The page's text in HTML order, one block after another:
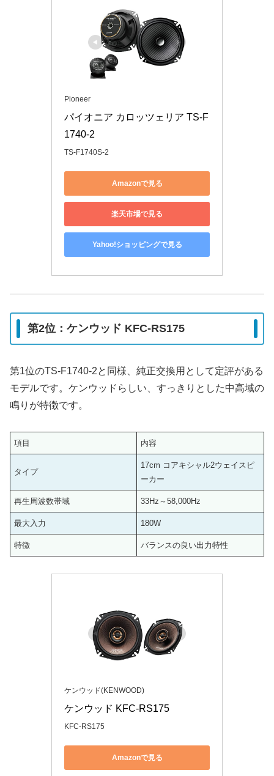
Pioneer
パイオニア カロッツェリア TS-F
1740-2
TS-F1740S-2
Amazonで見る
楽天市場で見る
Yahoo!ショッピングで見る
第2位：ケンウッド KFC-RS175
第1位のTS-F1740-2と同様、純正交換用として定評がある
モデルです。ケンウッドらしい、すっきりとした中高域の
鳴りが特徴です。
項目 内容
タイプ
17cm コアキシャル2ウェイスピ
ーカー
再生周波数帯域 33Hz～58,000Hz
最大入力 180W
特徴 バランスの良い出力特性
ケンウッド(KENWOOD)
ケンウッド KFC-RS175
KFC-RS175
Amazonで見る